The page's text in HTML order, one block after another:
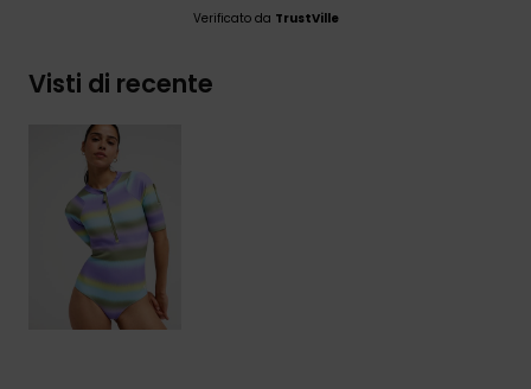
Verificato da TrustVille
Visti di recente